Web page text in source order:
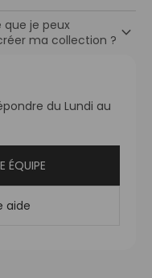
du Lundi au
ÉQUIPE
aide
que je peux
ma collection ? keyboard_arrow_down